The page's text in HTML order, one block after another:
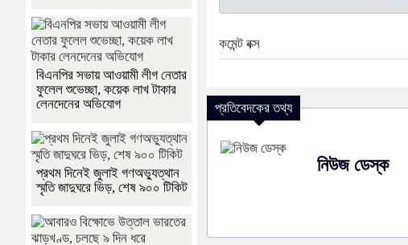
কমেন্ট বক্স
প্রতিবেদকের তথ্য
নিউজ ডেস্ক
বিএনপির সভায় আওয়ামী লীগ নেতার
ফুলেল শুভেচ্ছা, কয়েক লাখ টাকার
লেনদেনের অভিযোগ
প্রথম দিনেই জুলাই গণঅভ্যুত্থান
স্মৃতি জাদুঘরে ভিড়, শেষ ৯০০ টিকিট